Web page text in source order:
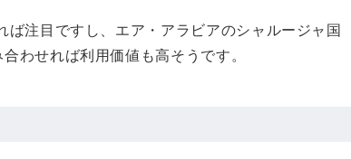
注目ですし、エア・アラビアのシャルージャ国
わせれば利用価値も高そうです。